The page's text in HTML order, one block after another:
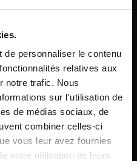
personnaliser le contenu
relatives aux
notre trafic. Nous
sur l'utilisation de
de médias sociaux, de
combiner celles-ci
vous leur avez fournies
votre utilisation de leurs